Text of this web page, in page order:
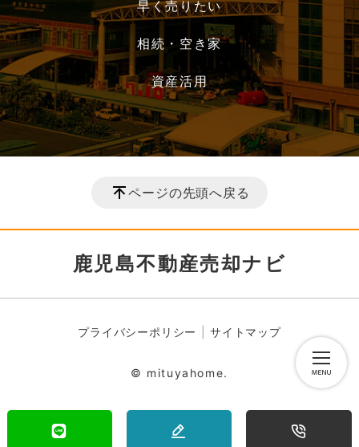
早く売りたい
相続・空き家
資産活用
ページの先頭へ戻る
鹿児島不動産売却ナビ
プライバシーポリシー サイトマップ
© mituyahome.